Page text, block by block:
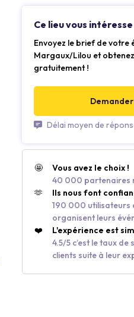
Ce lieu vous intéresse
Envoyez le brief de votre
Margaux/Lilou et
gratuitement !
Délai moyen de
🤩
Vous avez le choix !
40 000 partenaires
🫶
Ils nous font
190 000 utilisateurs
organisent leurs
❤️
L'expérience est
4.5/5 c’est le taux
clients suite à leur